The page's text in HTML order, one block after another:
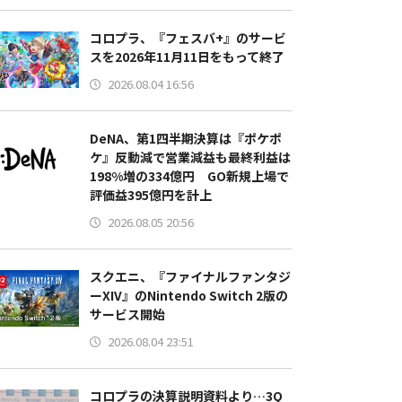
コロプラ、『フェスバ+』のサービ
スを2026年11月11日をもって終了
2026.08.04 16:56
DeNA、第1四半期決算は『ポケポ
ケ』反動減で営業減益も最終利益は
198%増の334億円 GO新規上場で
評価益395億円を計上
2026.08.05 20:56
スクエニ、『ファイナルファンタジ
ーXIV』のNintendo Switch 2版の
サービス開始
2026.08.04 23:51
コロプラの決算説明資料より…3Q